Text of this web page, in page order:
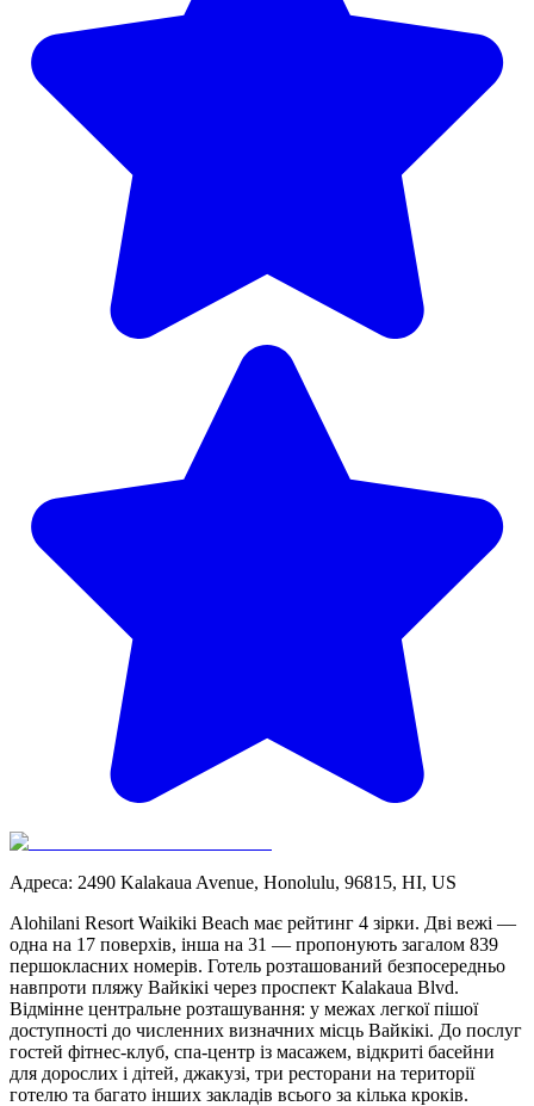
Адреса: 2490 Kalakaua Avenue, Honolulu, 96815, HI, US
Alohilani Resort Waikiki Beach має рейтинг 4 зірки. Дві вежі —
одна на 17 поверхів, інша на 31 — пропонують загалом 839
першокласних номерів. Готель розташований безпосередньо
навпроти пляжу Вайкікі через проспект Kalakaua Blvd.
Відмінне центральне розташування: у межах легкої пішої
доступності до численних визначних місць Вайкікі. До послуг
гостей фітнес-клуб, спа-центр із масажем, відкриті басейни
для дорослих і дітей, джакузі, три ресторани на території
готелю та багато інших закладів всього за кілька кроків.